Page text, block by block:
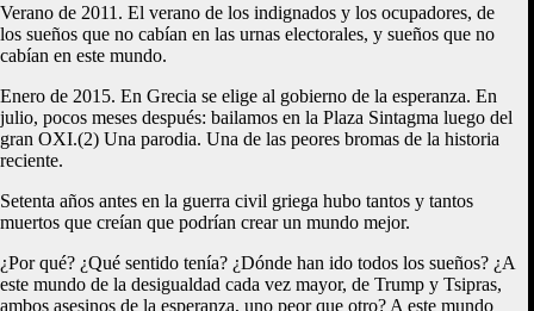
Verano de 2011. El verano de los indignados y los ocupadores, de
los sueños que no cabían en las urnas electorales, y sueños que no
cabían en este mundo.
Enero de 2015. En Grecia se elige al gobierno de la esperanza. En
julio, pocos meses después: bailamos en la Plaza Sintagma luego del
gran OXI.(2) Una parodia. Una de las peores bromas de la historia
reciente.
Setenta años antes en la guerra civil griega hubo tantos y tantos
muertos que creían que podrían crear un mundo mejor.
¿Por qué? ¿Qué sentido tenía? ¿Dónde han ido todos los sueños? ¿A
este mundo de la desigualdad cada vez mayor, de Trump y Tsipras,
ambos asesinos de la esperanza, uno peor que otro? A este mundo